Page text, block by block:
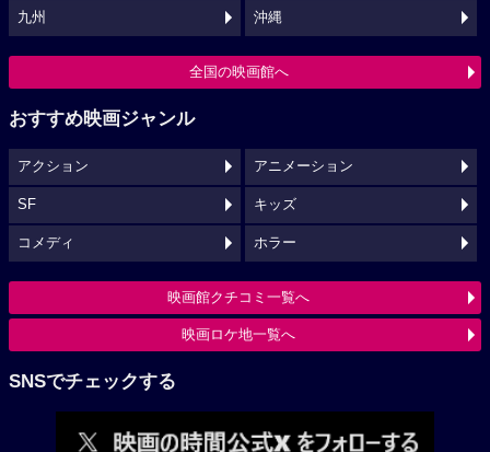
九州 沖縄
全国の映画館へ
おすすめ映画ジャンル
アクション アニメーション
SF キッズ
コメディ ホラー
映画館クチコミ一覧へ
映画ロケ地一覧へ
SNSでチェックする